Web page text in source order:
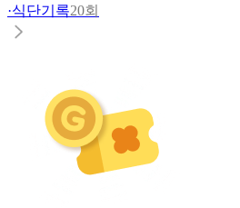
·식단기록20회